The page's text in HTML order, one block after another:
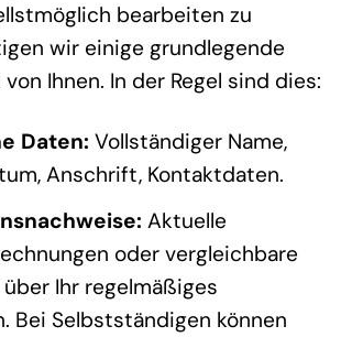
bearbeiten zu
wir einige grundlegende
Ihnen. In der Regel sind dies:
Daten: Vollständiger Name,
Anschrift, Kontaktdaten.
Aktuelle
oder vergleichbare
Ihr regelmäßiges
Bei Selbstständigen können